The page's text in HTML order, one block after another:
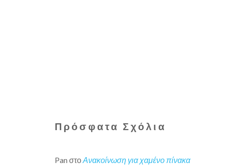
Πρόσφατα Σχόλια
Pan στοΑνακοίνωση για χαμένο πίνακα